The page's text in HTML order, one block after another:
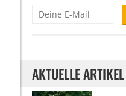
AKTUELLE ARTIKEL